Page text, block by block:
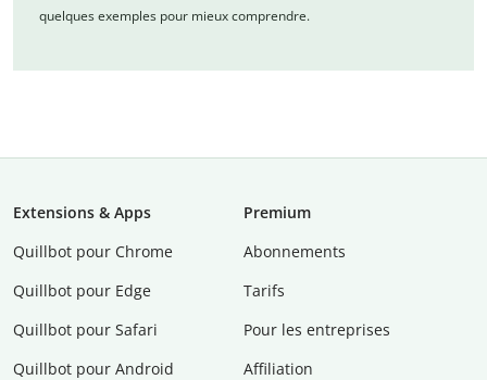
quelques exemples pour mieux comprendre.
Extensions & Apps
Quillbot pour Chrome
Quillbot pour Edge
Quillbot pour Safari
Quillbot pour Android
Premium
Abonnements
Tarifs
Pour les entreprises
Affiliation